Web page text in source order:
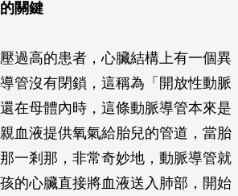
關鍵
過高的患者，心臟結構上有一個異
管沒有閉鎖，這稱為「開放性動脈
在母體內時，這條動脈導管本來是
血液提供氧氣給胎兒的管道，當胎
一剎那，非常奇妙地，動脈導管就
的心臟直接將血液送入肺部，開始